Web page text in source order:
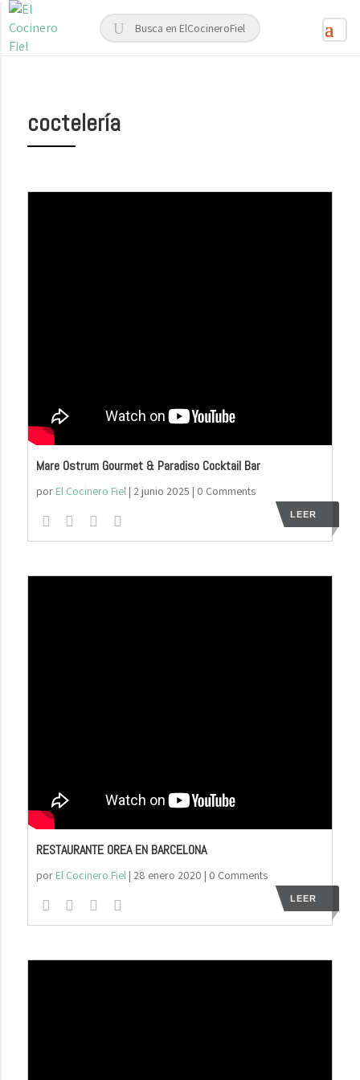
coctelería
Mare Ostrum Gourmet & Paradiso Cocktail Bar
por El Cocinero Fiel| 2 junio 2025 | 0 Comments
LEER
RESTAURANTE OREA EN BARCELONA
por El Cocinero Fiel| 28 enero 2020 | 0 Comments
LEER